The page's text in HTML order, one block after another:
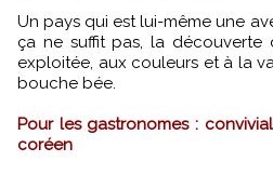
Un pays qui est lui-même une
ça ne suffit pas, la découverte
exploitée, aux couleurs et à la
bouche bée.
Pour les gastronomes :
coréen